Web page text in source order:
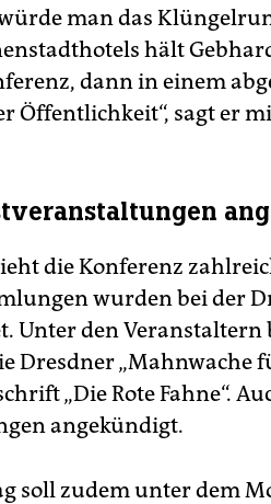
man das
hält
dann in einem
Öffentlichkeit“, sagt er
die Konferenz
wurden bei der
Unter den Veranstaltern
Dresdner „Mahnwache
„Die Rote Fahne“.
angekündigt.
soll zudem unter dem